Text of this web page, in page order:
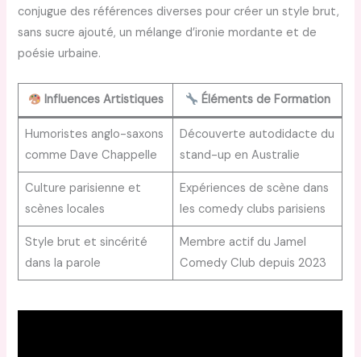
conjugue des références diverses pour créer un style brut,
sans sucre ajouté, un mélange d’ironie mordante et de
poésie urbaine.
Influences Artistiques Éléments de Formation
Humoristes anglo-saxons
comme Dave Chappelle
Découverte autodidacte du
stand-up en Australie
Culture parisienne et
scènes locales
Expériences de scène dans
les comedy clubs parisiens
Style brut et sincérité
dans la parole
Membre actif du Jamel
Comedy Club depuis 2023